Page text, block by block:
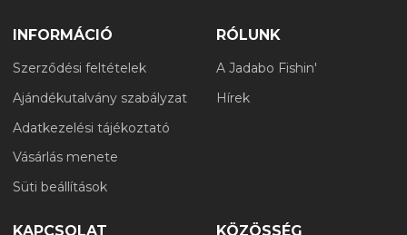
INFORMÁCIÓ
Szerződési feltételek
Ajándékutalvány szabályzat
Adatkezelési tájékoztató
Vásárlás menete
Süti beállítások
RÓLUNK
A Jadabo Fishin'
Hírek
KAPCSOLAT KÖZÖSSÉG